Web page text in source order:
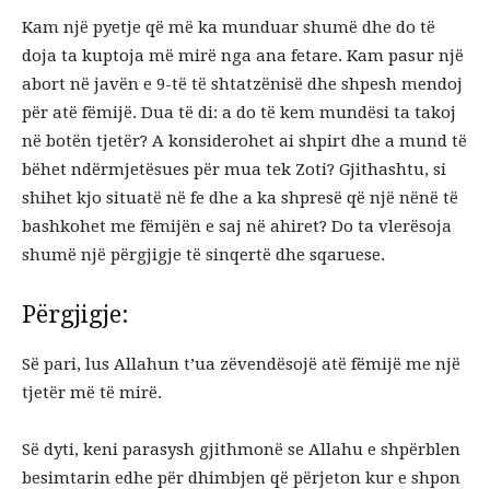
Kam një pyetje që më ka munduar shumë dhe do të
doja ta kuptoja më mirë nga ana fetare. Kam pasur një
abort në javën e 9-të të shtatzënisë dhe shpesh mendoj
për atë fëmijë. Dua të di: a do të kem mundësi ta takoj
në botën tjetër? A konsiderohet ai shpirt dhe a mund të
bëhet ndërmjetësues për mua tek Zoti? Gjithashtu, si
shihet kjo situatë në fe dhe a ka shpresë që një nënë të
bashkohet me fëmijën e saj në ahiret? Do ta vlerësoja
shumë një përgjigje të sinqertë dhe sqaruese.
Përgjigje:
Së pari, lus Allahun t’ua zëvendësojë atë fëmijë me një
tjetër më të mirë.
Së dyti, keni parasysh gjithmonë se Allahu e shpërblen
besimtarin edhe për dhimbjen që përjeton kur e shpon